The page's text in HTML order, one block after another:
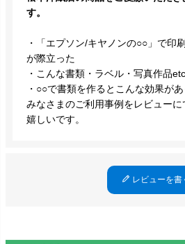
す。
・「エプソン/キヤノンの○○」で印
が際立った
・こんな書類・ラベル・写真作品
・○○で書類を作るとこんな効果が
みなさまのご利用事例をレビュー
嬉しいです。
レビューを書